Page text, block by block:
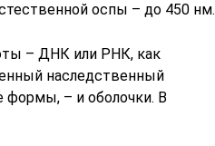
оспы – до 450 нм.
– ДНК или РНК, как
наследственный
формы, – и оболочки. В